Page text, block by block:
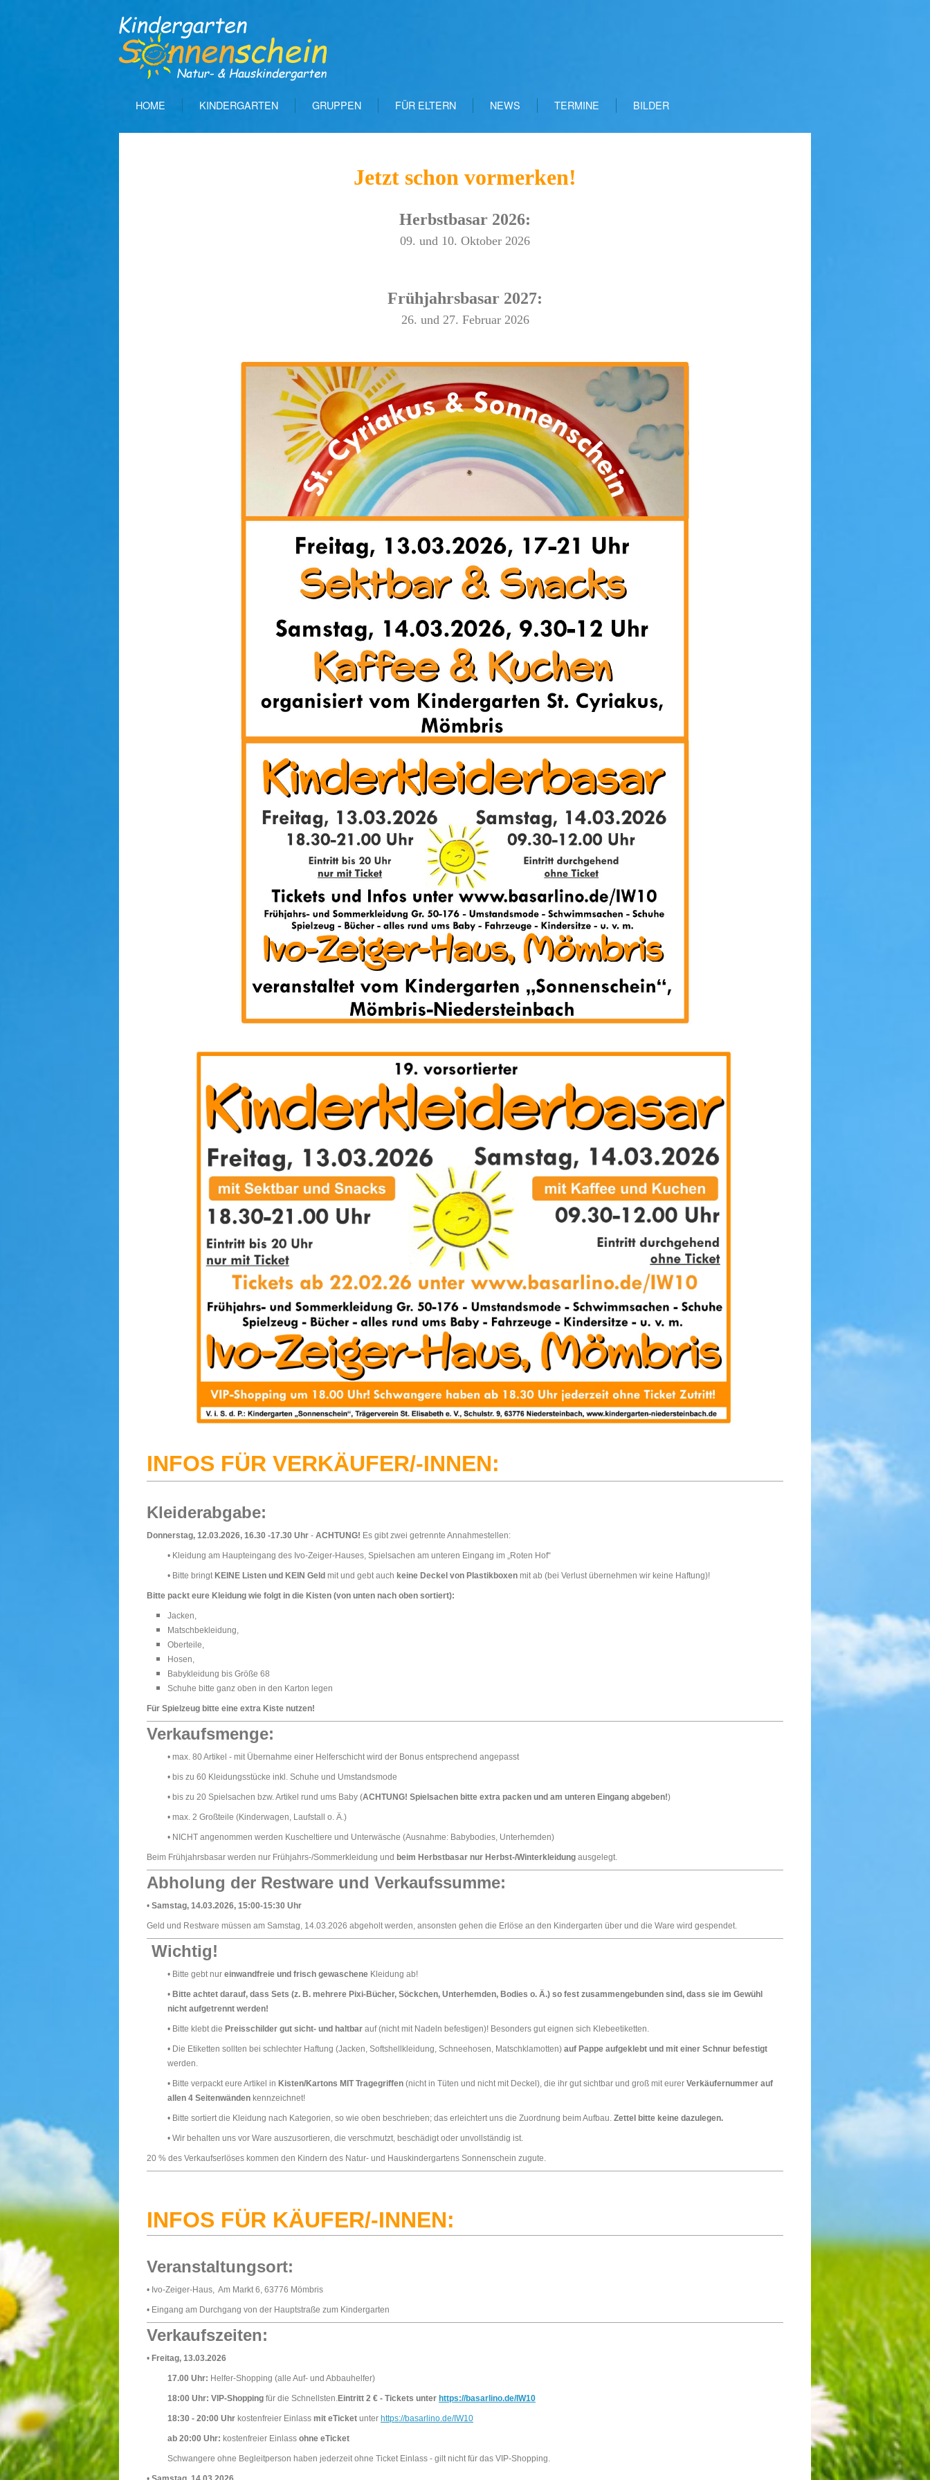
HOME KINDERGARTEN GRUPPEN FÜR ELTERN NEWS TERMINE BILDER
Jetzt schon vormerken!
Herbstbasar 2026:
09. und 10. Oktober 2026
Frühjahrsbasar 2027:
26. und 27. Februar 2026
INFOS FÜR VERKÄUFER/-INNEN:
Kleiderabgabe:
Donnerstag, 12.03.2026, 16.30 -17.30 Uhr - ACHTUNG! Es gibt zwei getrennte Annahmestellen:
• Kleidung am Haupteingang des Ivo-Zeiger-Hauses, Spielsachen am unteren Eingang im „Roten Hof“
• Bitte bringt KEINE Listen und KEIN Geld mit und gebt auch keine Deckel von Plastikboxen mit ab (bei Verlust übernehmen wir keine Haftung)!
Bitte packt eure Kleidung wie folgt in die Kisten (von unten nach oben sortiert):
Jacken,
Matschbekleidung,
Oberteile,
Hosen,
Babykleidung bis Größe 68
Schuhe bitte ganz oben in den Karton legen
Für Spielzeug bitte eine extra Kiste nutzen!
Verkaufsmenge:
• max. 80 Artikel - mit Übernahme einer Helferschicht wird der Bonus entsprechend angepasst
• bis zu 60 Kleidungsstücke inkl. Schuhe und Umstandsmode
• bis zu 20 Spielsachen bzw. Artikel rund ums Baby (ACHTUNG! Spielsachen bitte extra packen und am unteren Eingang abgeben!)
• max. 2 Großteile (Kinderwagen, Laufstall o. Ä.)
• NICHT angenommen werden Kuscheltiere und Unterwäsche (Ausnahme: Babybodies, Unterhemden)
Beim Frühjahrsbasar werden nur Frühjahrs-/Sommerkleidung und beim Herbstbasar nur Herbst-/Winterkleidung ausgelegt.
Abholung der Restware und Verkaufssumme:
• Samstag, 14.03.2026, 15:00-15:30 Uhr
Geld und Restware müssen am Samstag, 14.03.2026 abgeholt werden, ansonsten gehen die Erlöse an den Kindergarten über und die Ware wird gespendet.
Wichtig!
• Bitte gebt nur einwandfreie und frisch gewaschene Kleidung ab!
• Bitte achtet darauf, dass Sets (z. B. mehrere Pixi-Bücher, Söckchen, Unterhemden, Bodies o. Ä.) so fest zusammengebunden sind, dass sie im Gewühl
nicht aufgetrennt werden!
• Bitte klebt die Preisschilder gut sicht- und haltbar auf (nicht mit Nadeln befestigen)! Besonders gut eignen sich Klebeetiketten.
• Die Etiketten sollten bei schlechter Haftung (Jacken, Softshellkleidung, Schneehosen, Matschklamotten) auf Pappe aufgeklebt und mit einer Schnur befestigt
werden.
• Bitte verpackt eure Artikel in Kisten/Kartons MITTragegriffen (nicht in Tüten und nicht mit Deckel), die ihr gut sichtbar und groß mit eurer Verkäufernummer auf
allen 4 Seitenwänden kennzeichnet!
• Bitte sortiert die Kleidung nach Kategorien, so wie oben beschrieben; das erleichtert uns die Zuordnung beim Aufbau. Zettel bitte keine dazulegen.
• Wir behalten uns vor Ware auszusortieren, die verschmutzt, beschädigt oder unvollständig ist.
20 % des Verkaufserlöses kommen den Kindern des Natur- und Hauskindergartens Sonnenschein zugute.
INFOS FÜR KÄUFER/-INNEN:
Veranstaltungsort:
• Ivo-Zeiger-Haus, Am Markt 6, 63776 Mömbris
• Eingang am Durchgang von der Hauptstraße zum Kindergarten
Verkaufszeiten:
• Freitag, 13.03.2026
17.00 Uhr: Helfer-Shopping (alle Auf- und Abbauhelfer)
18:00 Uhr: VIP-Shopping für die Schnellsten.Eintritt 2 € - Tickets unter https://basarlino.de/IW10
18:30 - 20:00 Uhr kostenfreier Einlass mit eTicket unter https://basarlino.de/IW10
ab 20:00 Uhr: kostenfreier Einlass ohne eTicket
Schwangere ohne Begleitperson haben jederzeit ohne Ticket Einlass - gilt nicht für das VIP-Shopping.